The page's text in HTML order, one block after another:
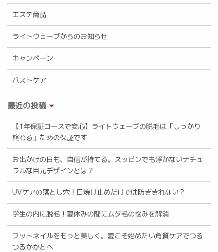
エステ商品
ライトウェーブからのお知らせ
キャンペーン
バストケア
最近の投稿
【1年保証コースで安心】ライトウェーブの脱毛は「しっかり
終わる」ための保証です
お出かけの日も、自信が持てる。スッピンでも浮かないナチュ
ラルな目元デザインとは？
UVケアの落とし穴！日焼け止めだけでは防ぎきれない？
学生の内に脱毛！夏休みの間にムダ毛の悩みを解消
フットネイルをもっと美しく。夏こそ始めたい角質ケアでつる
つるかかとへ